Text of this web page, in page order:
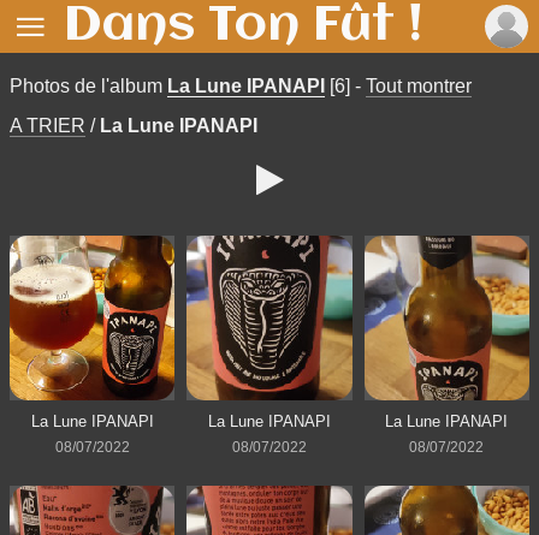
 Dans Ton Fût !
Photos de l'album La Lune IPANAPI [6] - Tout montrer
A TRIER / La Lune IPANAPI

La Lune IPANAPI
08/07/2022
La Lune IPANAPI
08/07/2022
La Lune IPANAPI
08/07/2022